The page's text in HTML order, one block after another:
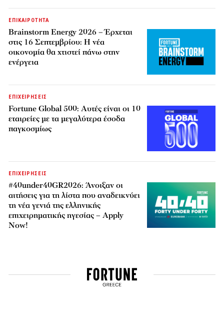
ΕΠΙΚΑΙΡΟΤΗΤΑ
Brainstorm Energy 2026 – Έρχεται
στις 16 Σεπτεμβρίου: Η νέα
οικονομία θα χτιστεί πάνω στην
ενέργεια
ΕΠΙΧΕΙΡΗΣΕΙΣ
Fortune Global 500: Αυτές είναι οι 10
εταιρείες με τα μεγαλύτερα έσοδα
παγκοσμίως
ΕΠΙΧΕΙΡΗΣΕΙΣ
#40under40GR2026: Άνοιξαν οι
αιτήσεις για τη λίστα που αναδεικνύει
τη νέα γενιά της ελληνικής
επιχειρηματικής ηγεσίας – Apply
Now!